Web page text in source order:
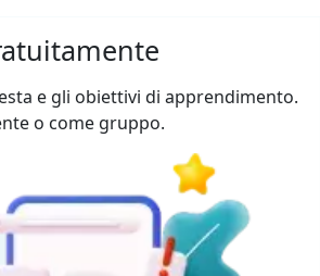
e gli obiettivi di apprendimento.
o come gruppo.